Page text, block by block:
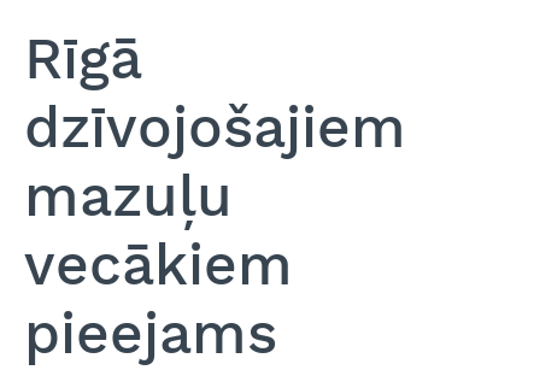
Rīgā
dzīvojošajiem
mazuļu
vecākiem
pieejams